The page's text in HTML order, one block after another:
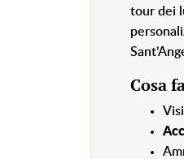
tour dei
Cosa